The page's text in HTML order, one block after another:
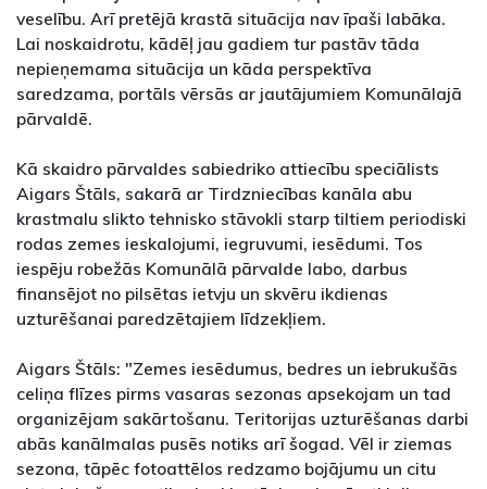
veselību. Arī pretējā krastā situācija nav īpaši labāka.
Lai noskaidrotu, kādēļ jau gadiem tur pastāv tāda
nepieņemama situācija un kāda perspektīva
saredzama, portāls vērsās ar jautājumiem Komunālajā
pārvaldē.
Kā skaidro pārvaldes sabiedriko attiecību speciālists
Aigars Štāls, sakarā ar Tirdzniecības kanāla abu
krastmalu slikto tehnisko stāvokli starp tiltiem periodiski
rodas zemes ieskalojumi, iegruvumi, iesēdumi. Tos
iespēju robežās Komunālā pārvalde labo, darbus
finansējot no pilsētas ietvju un skvēru ikdienas
uzturēšanai paredzētajiem līdzekļiem.
Aigars Štāls: "Zemes iesēdumus, bedres un iebrukušās
celiņa flīzes pirms vasaras sezonas apsekojam un tad
organizējam sakārtošanu. Teritorijas uzturēšanas darbi
abās kanālmalas pusēs notiks arī šogad. Vēl ir ziemas
sezona, tāpēc fotoattēlos redzamo bojājumu un citu